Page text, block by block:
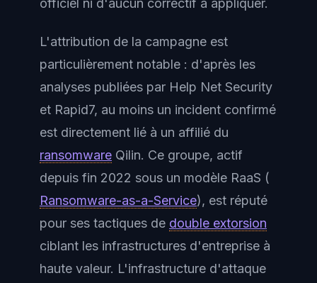
L'attribution de la campagne est
particulièrement notable : d'après les
analyses publiées par Help Net Security
et Rapid7, au moins un incident confirmé
est directement lié à un affilié du
ransomware Qilin. Ce groupe, actif
depuis fin 2022 sous un modèle RaaS (
Ransomware-as-a-Service), est réputé
pour ses tactiques de double extorsion
ciblant les infrastructures d'entreprise à
haute valeur. L'infrastructure d'attaque